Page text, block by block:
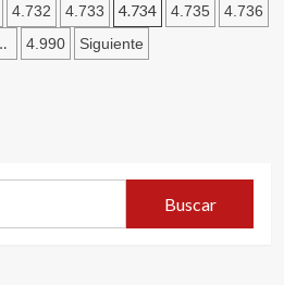
4.732 4.733 4.734 4.735
4.736
4.990 Siguiente
Buscar